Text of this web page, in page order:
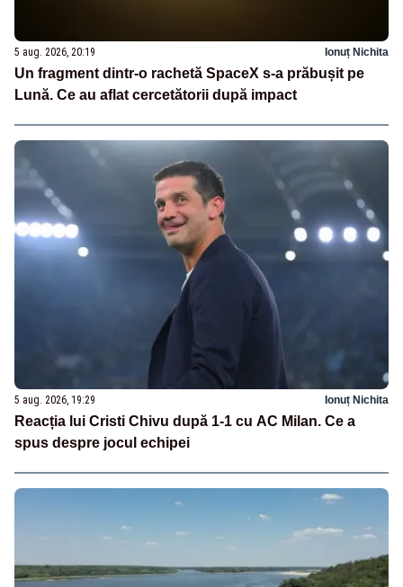
5 aug. 2026, 20:19 Ionuț Nichita
Un fragment dintr-o rachetă SpaceX s-a prăbușit pe
Lună. Ce au aflat cercetătorii după impact
5 aug. 2026, 19:29 Ionuț Nichita
Reacția lui Cristi Chivu după 1-1 cu AC Milan. Ce a
spus despre jocul echipei